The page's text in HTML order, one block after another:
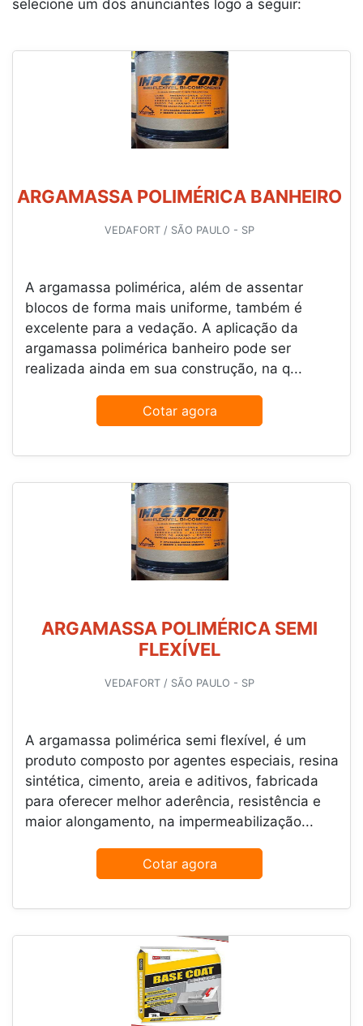
selecione um dos anunciantes logo a seguir:
ARGAMASSA POLIMÉRICA BANHEIRO
VEDAFORT / SÃO PAULO - SP
A argamassa polimérica, além de assentar
blocos de forma mais uniforme, também é
excelente para a vedação. A aplicação da
argamassa polimérica banheiro pode ser
realizada ainda em sua construção, na q...
Cotar agora
ARGAMASSA POLIMÉRICA SEMI
FLEXÍVEL
VEDAFORT / SÃO PAULO - SP
A argamassa polimérica semi flexível, é um
produto composto por agentes especiais, resina
sintética, cimento, areia e aditivos, fabricada
para oferecer melhor aderência, resistência e
maior alongamento, na impermeabilização...
Cotar agora